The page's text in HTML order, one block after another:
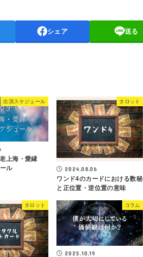
シェア 送る
出演スケジュール
上海・愛縁
ル
タロット
2024.08.06
ワンド4のカードにおける数秘
と正位置・逆位置の意味
タロット コラム
2025.10.19